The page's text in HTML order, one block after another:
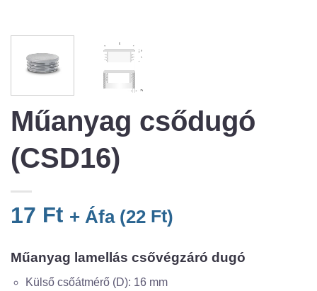
Műanyag csődugó
(CSD16)
17 Ft + Áfa (22 Ft)
Műanyag lamellás csővégzáró dugó
Külső csőátmérő (D): 16 mm